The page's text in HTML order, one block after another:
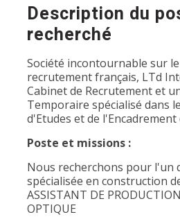
Description du
recherché
Société incontournable sur
recrutement français, LTd
Cabinet de Recrutement et
Temporaire spécialisé dans
d'Etudes et de l'Encadrement
Poste et missions :
Nous recherchons pour l'un
spécialisée en construction
ASSISTANT DE
OPTIQUE